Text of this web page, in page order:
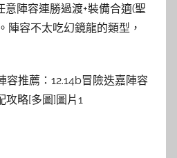
意陣容連勝過渡+裝備合適(聖
陣容不太吃幻鏡龍的類型，